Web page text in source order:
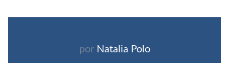
por Natalia Polo